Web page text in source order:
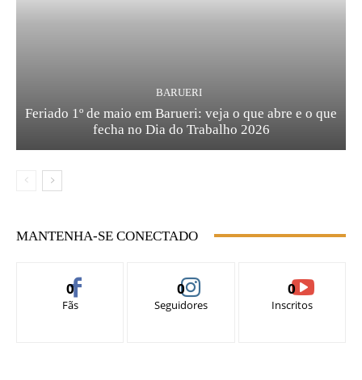
BARUERI
Feriado 1º de maio em Barueri: veja o que abre e o que
fecha no Dia do Trabalho 2026
MANTENHA-SE CONECTADO
0
Fãs
0
Seguidores
0
Inscritos